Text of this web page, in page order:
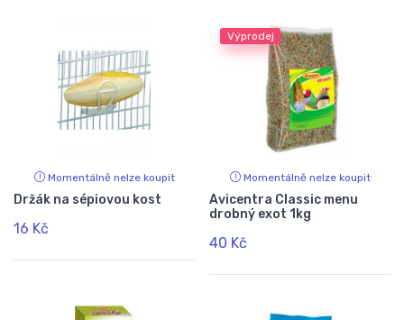
Momentálně nelze koupit
Držák na sépiovou kost
16 Kč
Výprodej
Momentálně nelze koupit
Avicentra Classic menu
drobný exot 1kg
40 Kč